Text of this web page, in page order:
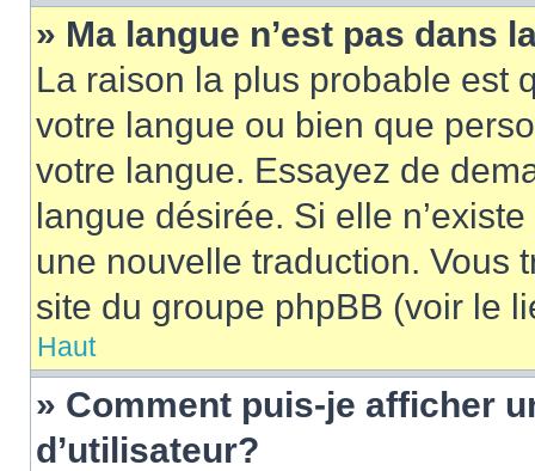
» Ma langue n’est pas dans
La raison la plus probable est
votre langue ou bien que
votre langue. Essayez de
langue désirée. Si elle
une nouvelle traduction. Vous
site du groupe phpBB (voir le
Haut
» Comment puis-je afficher
d’utilisateur?